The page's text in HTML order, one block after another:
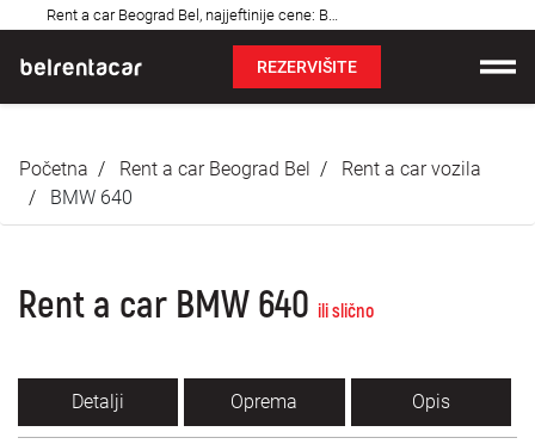
Rent a car Beograd Bel, najjeftinije cene: Bel!✓
pitanja
REZERVIŠITE
Cene
O nama
Blog
Početna Rent a car Beograd Bel
Rent a car vozila
BMW 640
Rent a car BMW 640 ili slično
Detalji Oprema Opis